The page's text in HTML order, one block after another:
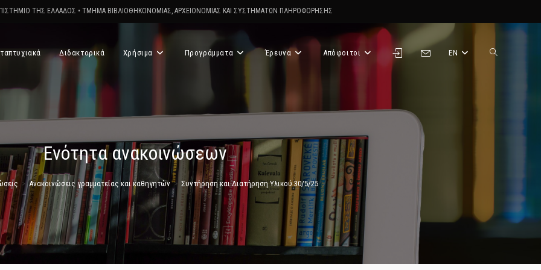
ΤΗΣ ΕΛΛΑΔΟΣ • ΤΜΗΜΑ ΒΙΒΛΙΟΘΗΚΟΝΟΜΙΑΣ, ΑΡΧΕΙΟΝΟΜΙΑΣ ΚΑΙ ΣΥΣΤΗΜΑΤΩΝ ΠΛΗΡΟΦΟΡΗΣΗΣ
Διδακτορικά Χρήσιμα Προγράμματα Έρευνα Απόφοιτοι EN Toggle
Ενότητα ανακοινώσεων
> Ανακοινώσεις γραμματείας και καθηγητών > Συντήρηση και Διατήρηση Υλικού 30/5/25